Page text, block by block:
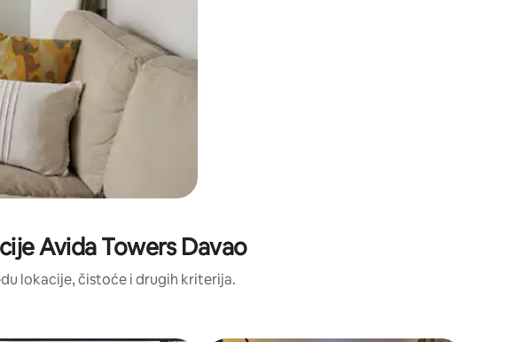
Avida Towers Davao
lokacije, čistoće i drugih kriterija.